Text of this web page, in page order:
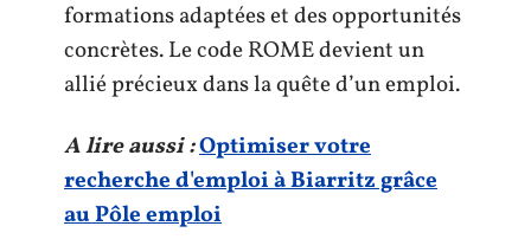
formations adaptées et des opportunités
concrètes. Le code ROME devient un
allié précieux dans la quête d’un emploi.
A lire aussi :Optimiser votre
recherche d'emploi à Biarritz grâce
au Pôle emploi